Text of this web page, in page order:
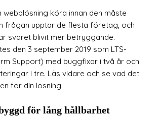
webblösning köra innan den måste
frågan upptar de flesta företag, och
svaret blivit mer betryggande.
den 3 september 2019 som LTS-
Support) med buggfixar i två år och
i tre. Läs vidare och se vad det
för din lösning.
för lång hållbarhet